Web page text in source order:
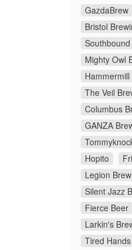
GazdaBrew
Bristol
Mighty Owl
Hammermill
The Veil
Columbus
GANZA
Hopito
Legion
Silent Jazz
Fierce Beer
Larkin's
Tired